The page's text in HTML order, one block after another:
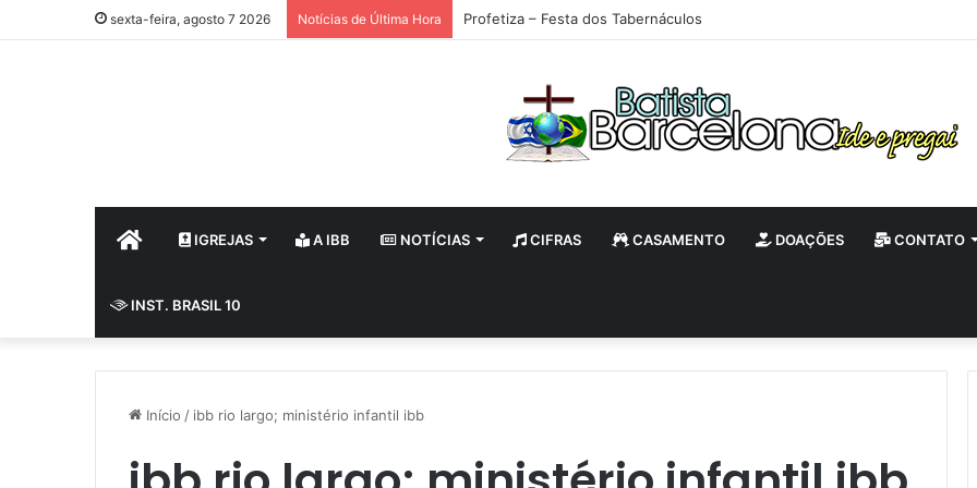
sexta-feira, agosto 7 2026 Notícias de Última Hora Profetiza – Festa dos Tabernáculos
HOME IGREJAS A IBB NOTÍCIAS CIFRAS CASAMENTO DOAÇÕES CONTATO
INST. BRASIL 10
Início / ibb rio largo; ministério infantil ibb